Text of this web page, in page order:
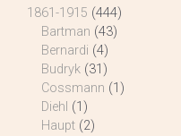
1861-1915 (444)
Bartman (43)
Bernardi (4)
Budryk (31)
Cossmann (1)
Diehl (1)
Haupt (2)